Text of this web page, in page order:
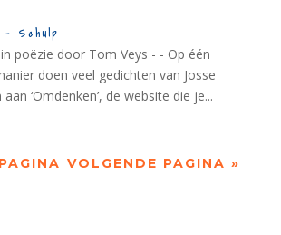
Schulp
poëzie door Tom Veys - - Op één
doen veel gedichten van Josse
‘Omdenken’, de website die je...
VOLGENDE PAGINA »